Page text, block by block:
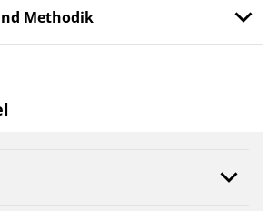
Methodik